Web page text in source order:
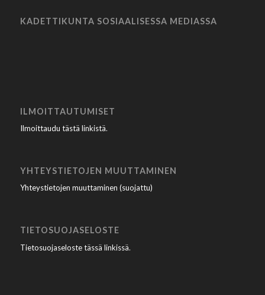
KADETTIKUNTA SOSIAALISESSA MEDIASSA
ILMOITTAUTUMISET
Ilmoittaudu tästä linkistä.
YHTEYSTIETOJEN MUUTTAMINEN
Yhteystietojen muuttaminen (suojattu)
TIETOSUOJASELOSTE
Tietosuojaseloste tässä linkissä.